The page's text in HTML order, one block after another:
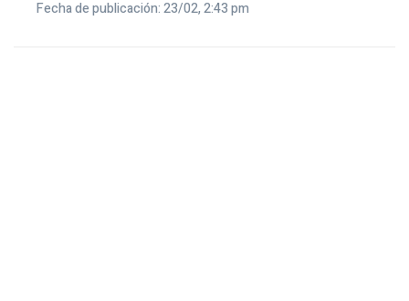
Fecha de publicación: 23/02, 2:43 pm